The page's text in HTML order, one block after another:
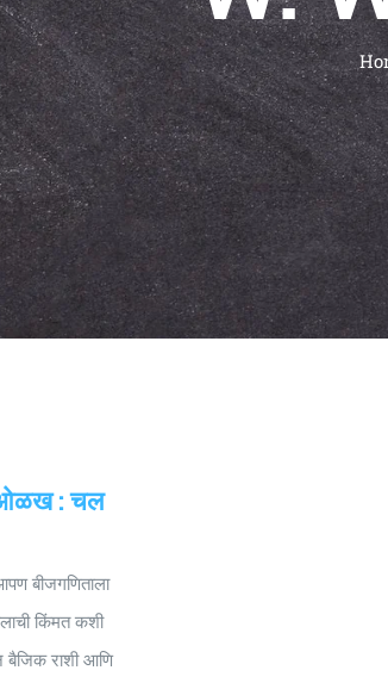
ओळख : चल
बीजगणिताला
किंमत कशी
बैजिक राशी आणि